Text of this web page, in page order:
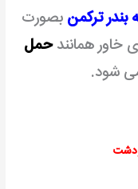
بندر ترکمن بصورت
خاور همانندحمل
شود.